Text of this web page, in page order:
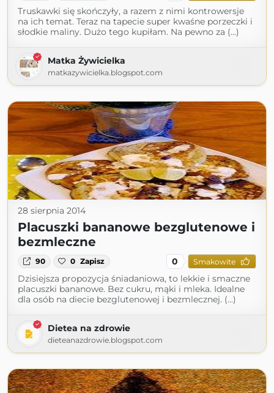
Truskawki się skończyły, a razem z nimi kontrowersje
na ich temat. Teraz na tapecie super kwaśne porzeczki i
słodkie maliny. Dużo tego kupiłam. Na pewno za (...)
Matka Żywicielka
matkazywicielka.blogspot.com
28 sierpnia 2014
Placuszki bananowe bezglutenowe i
bezmleczne
90 0 Zapisz 0 Smakowite
Dzisiejsza propozycja śniadaniowa, to lekkie i smaczne
placuszki bananowe. Bez cukru, mąki i mleka. Idealne
dla osób na diecie bezglutenowej i bezmlecznej. (...)
Dietea na zdrowie
dieteanazdrowie.blogspot.com